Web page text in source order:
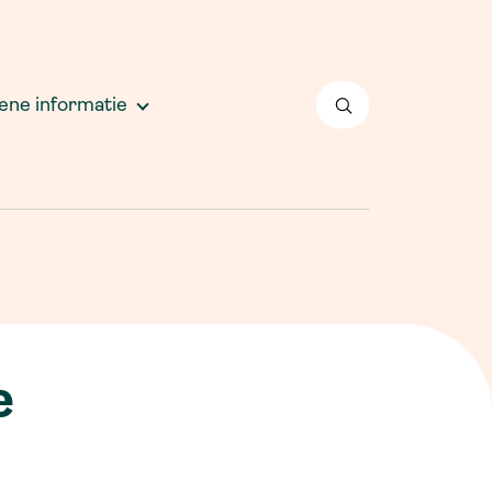
GGZ Jeugd
informatie